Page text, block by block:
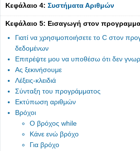
Κεφάλαιο 4: Συστήματα Αριθμών
Κεφάλαιο 5: Εισαγωγή στον
Γιατί να χρησιμοποιήσετε το C στον
δεδομένων
Επιτρέψτε μου να υποθέσω ότι δεν
Ας ξεκινήσουμε
Λέξεις-κλειδιά
Σύνταξη του προγράμματος
Εκτύπωση αριθμών
Βρόχοι
Ο βρόχος while
Κάνε ενώ βρόχο
Για βρόχο